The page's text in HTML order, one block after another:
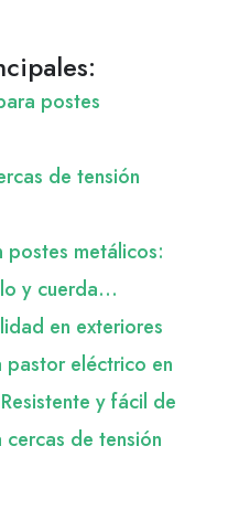
postes
de tensión
postes metálicos:
y cuerda…
en exteriores
pastor eléctrico en
y fácil de
de tensión